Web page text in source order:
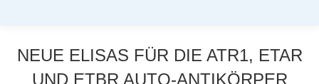
NEUE ELISAS FÜR DIE ATR1, ETAR
UND ETBR AUTO-ANTIKÖRPER